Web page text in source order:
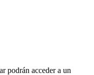
podrán acceder a un